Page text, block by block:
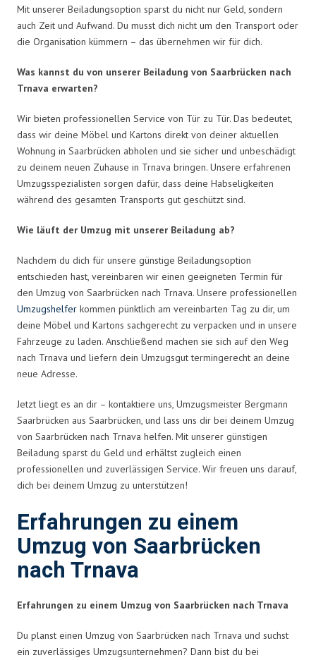
Mit unserer Beiladungsoption sparst du nicht nur Geld, sondern
auch Zeit und Aufwand. Du musst dich nicht um den Transport oder
die Organisation kümmern – das übernehmen wir für dich.
Was kannst du von unserer Beiladung von Saarbrücken nach
Trnava erwarten?
Wir bieten professionellen Service von Tür zu Tür. Das bedeutet,
dass wir deine Möbel und Kartons direkt von deiner aktuellen
Wohnung in Saarbrücken abholen und sie sicher und unbeschädigt
zu deinem neuen Zuhause in Trnava bringen. Unsere erfahrenen
Umzugsspezialisten sorgen dafür, dass deine Habseligkeiten
während des gesamten Transports gut geschützt sind.
Wie läuft der Umzug mit unserer Beiladung ab?
Nachdem du dich für unsere günstige Beiladungsoption
entschieden hast, vereinbaren wir einen geeigneten Termin für
den Umzug von Saarbrücken nach Trnava. Unsere professionellen
Umzugshelfer kommen pünktlich am vereinbarten Tag zu dir, um
deine Möbel und Kartons sachgerecht zu verpacken und in unsere
Fahrzeuge zu laden. Anschließend machen sie sich auf den Weg
nach Trnava und liefern dein Umzugsgut termingerecht an deine
neue Adresse.
Jetzt liegt es an dir – kontaktiere uns, Umzugsmeister Bergmann
Saarbrücken aus Saarbrücken, und lass uns dir bei deinem Umzug
von Saarbrücken nach Trnava helfen. Mit unserer günstigen
Beiladung sparst du Geld und erhältst zugleich einen
professionellen und zuverlässigen Service. Wir freuen uns darauf,
dich bei deinem Umzug zu unterstützen!
Erfahrungen zu einem
Umzug von Saarbrücken
nach Trnava
Erfahrungen zu einem Umzug von Saarbrücken nach Trnava
Du planst einen Umzug von Saarbrücken nach Trnava und suchst
ein zuverlässiges Umzugsunternehmen? Dann bist du bei